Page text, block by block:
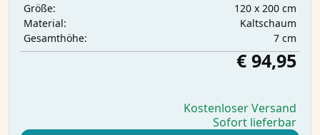
Größe:
120 x 200 cm
Material:
Kaltschaum
Gesamthöhe:
7 cm
€ 94,95
Kostenloser Versand
Sofort lieferbar